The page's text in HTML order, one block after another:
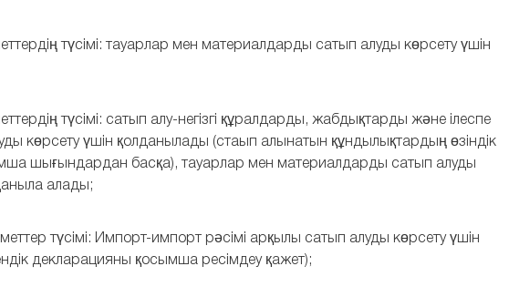
түсімі: тауарлар мен материалдарды сатып алуды көрсету үшін
түсімі: сатып алу-негізгі құралдарды, жабдықтарды және ілеспе
көрсету үшін қолданылады (стаып алынатын құндылықтардың өзіндік
шығындардан басқа), тауарлар мен материалдарды сатып алуды
алады;
түсімі: Импорт-импорт рәсімі арқылы сатып алуды көрсету үшін
декларацияны қосымша ресімдеу қажет);